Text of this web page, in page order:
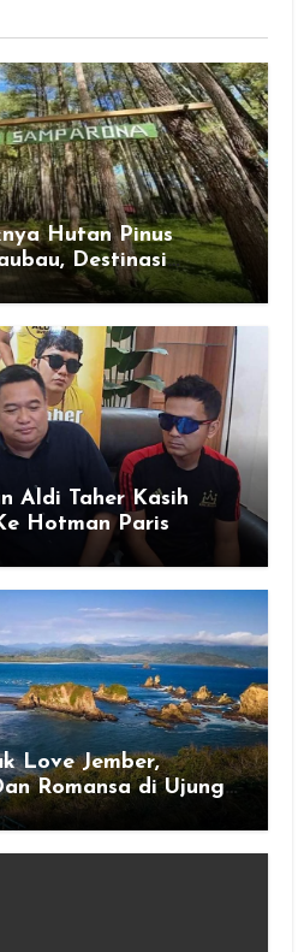
Hutan Pinus
Destinasi
Aldi Taher Kasih
Hotman Paris
Love Jember,
Romansa di Ujung